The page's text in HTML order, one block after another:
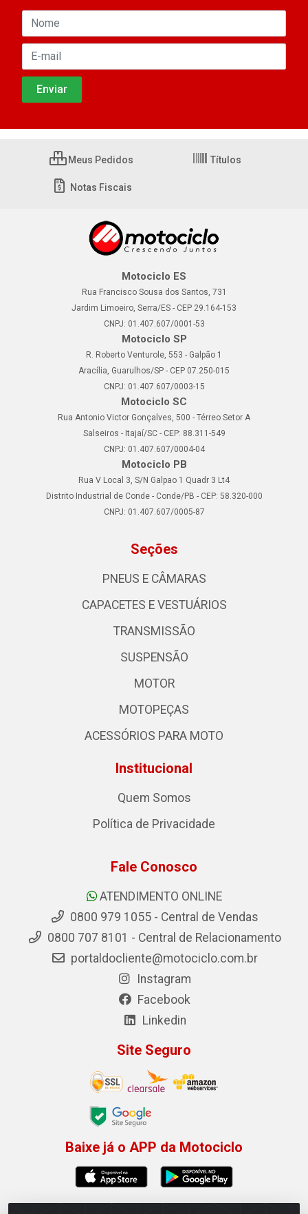
Meus Pedidos Títulos
Notas Fiscais
Motociclo ES
Rua Francisco Sousa dos Santos, 731
Jardim Limoeiro, Serra/ES - CEP 29.164-153
CNPJ: 01.407.607/0001-53
Motociclo SP
R. Roberto Venturole, 553 - Galpão 1
Aracília, Guarulhos/SP - CEP 07.250-015
CNPJ: 01.407.607/0003-15
Motociclo SC
Rua Antonio Victor Gonçalves, 500 - Térreo Setor A
Salseiros - Itajaí/SC - CEP: 88.311-549
CNPJ: 01.407.607/0004-04
Motociclo PB
Rua V Local 3, S/N Galpao 1 Quadr 3 Lt4
Distrito Industrial de Conde - Conde/PB - CEP: 58.320-000
CNPJ: 01.407.607/0005-87
Seções
PNEUS E CÂMARAS
CAPACETES E VESTUÁRIOS
TRANSMISSÃO
SUSPENSÃO
MOTOR
MOTOPEÇAS
ACESSÓRIOS PARA MOTO
Institucional
Quem Somos
Política de Privacidade
Fale Conosco
ATENDIMENTO ONLINE
0800 979 1055 - Central de Vendas
0800 707 8101 - Central de Relacionamento
portaldocliente@motociclo.com.br
Instagram
Facebook
Linkedin
Site Seguro
Baixe já o APP da Motociclo